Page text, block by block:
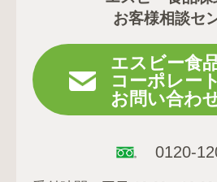
お客様相談セ
エスビー食
コーポレー
お問い合わ
0120-